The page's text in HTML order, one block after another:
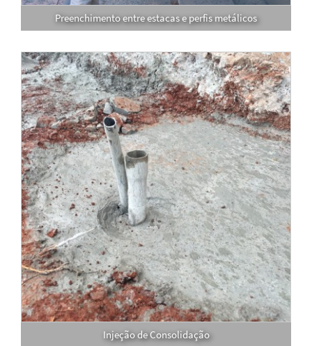
Preenchimento entre estacas e perfis metálicos
Injeção de Consolidação